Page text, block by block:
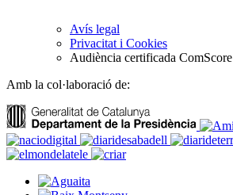
Avís legal
Privacitat i Cookies
Audiència certificada ComScore
Amb la col·laboració de: